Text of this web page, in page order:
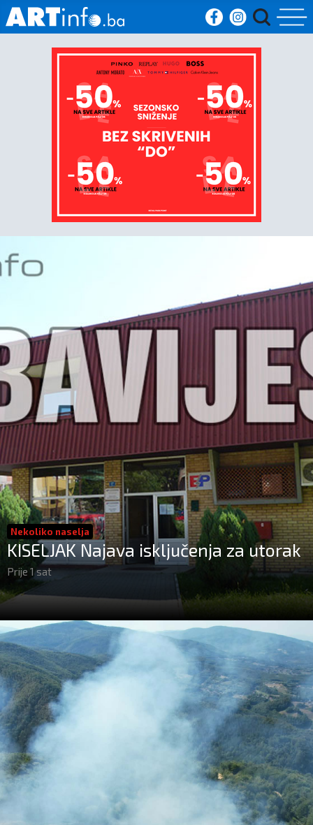
Početna
Vijesti
Kultura
Crna
kronika
Politika
Nekoliko naselja
KISELJAK Najava isključenja za utorak
Prije 1 sat